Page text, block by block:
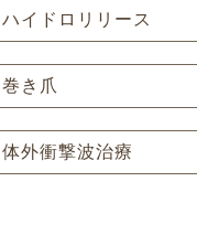
ハイドロリリース
巻き爪
体外衝撃波治療